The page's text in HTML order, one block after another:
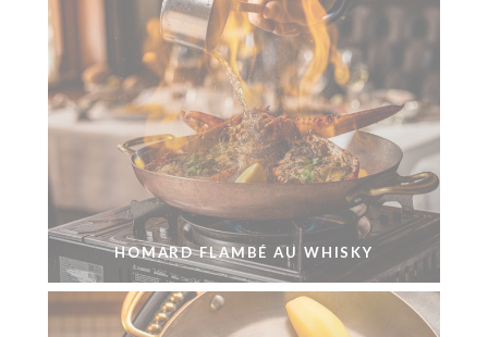
HOMARD FLAMBÉ AU WHISKY